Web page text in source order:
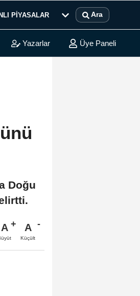
PIYASALAR Ara
Yazarlar Üye Paneli
Doğu
A A
Küçült